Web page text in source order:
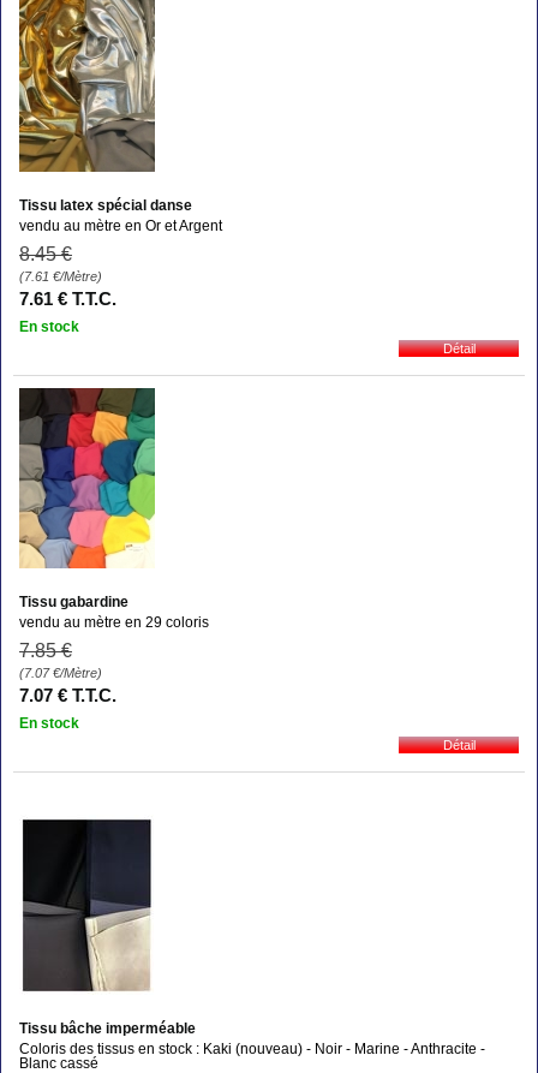
Tissu latex spécial danse
vendu au mètre en Or et Argent
8.45 €
(7.61 €/Mètre)
7.61 € T.T.C.
En stock
Tissu gabardine
vendu au mètre en 29 coloris
7.85 €
(7.07€/Mètre)
7.07 € T.T.C.
En stock
Tissu bâche imperméable
Coloris des tissus en stock : Kaki (nouveau) - Noir - Marine - Anthracite -
Blanc cassé